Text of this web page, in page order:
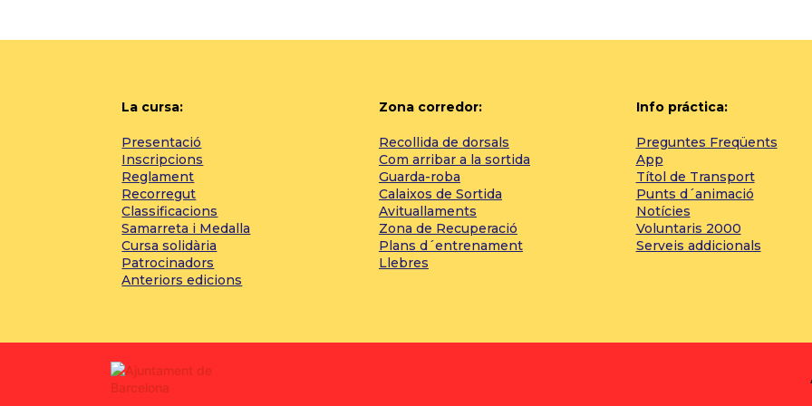
La cursa:
Presentació
Inscripcions
Reglament
Recorregut
Classificacions
Samarreta i Medalla
Cursa solidària
Patrocinadors
Anteriors edicions
Zona corredor:
Recollida de dorsals
Com arribar a la sortida
Guarda-roba
Calaixos de Sortida
Avituallaments
Zona de Recuperació
Plans d´entrenament
Llebres
Info práctica:
Preguntes Freqüents
App
Títol de Transport
Punts d´animació
Notícies
Voluntaris 2000
Serveis addicionals